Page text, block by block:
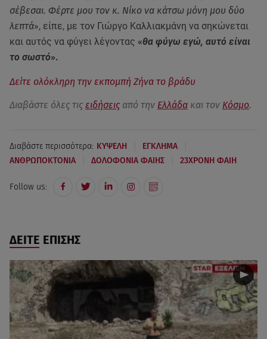
σέβεσαι. Φέρτε μου τον κ. Νίκο να κάτσω μόνη μου δύο
λεπτά», είπε, με τον Γιώργο Καλλιακμάνη να σηκώνεται
και αυτός να φύγει λέγοντας «θα φύγω εγώ, αυτό είναι
το σωστό».
Δείτε ολόκληρη την εκπομπή Ζήνα το βράδυ
Διαβάστε όλες τις ειδήσεις από την Ελλάδα και τον Κόσμο.
Διαβάστε περισσότερα: ΚΥΨΕΛΗ ΕΓΚΛΗΜΑ
ΑΝΘΡΩΠΟΚΤΟΝΙΑ ΔΟΛΟΦΟΝΙΑ ΦΑΙΗΣ 23ΧΡΟΝΗ ΦΑΙΗ
Follow us:
ΔΕΙΤΕ ΕΠΙΣΗΣ